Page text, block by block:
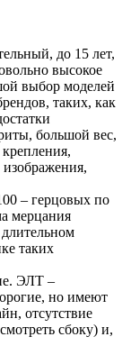
до 15 лет,
высокое
выбор моделей
таких, как
большой вес,
– герцовых по
мерцания
таких
ЭЛТ –
но имеют
отсутствие
сбоку) и,